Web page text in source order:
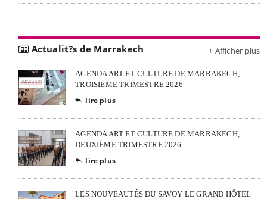
Actualit?s de Marrakech + Afficher plus
AGENDA ART ET CULTURE DE MARRAKECH,
TROISIÈME TRIMESTRE 2026
 lire plus
AGENDA ART ET CULTURE DE MARRAKECH,
DEUXIÈME TRIMESTRE 2026
 lire plus
LES NOUVEAUTÉS DU SAVOY LE GRAND HÔTEL